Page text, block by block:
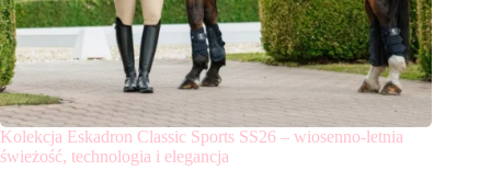
Kolekcja Eskadron Classic Sports SS26 – wiosenno-letnia
świeżość, technologia i elegancja